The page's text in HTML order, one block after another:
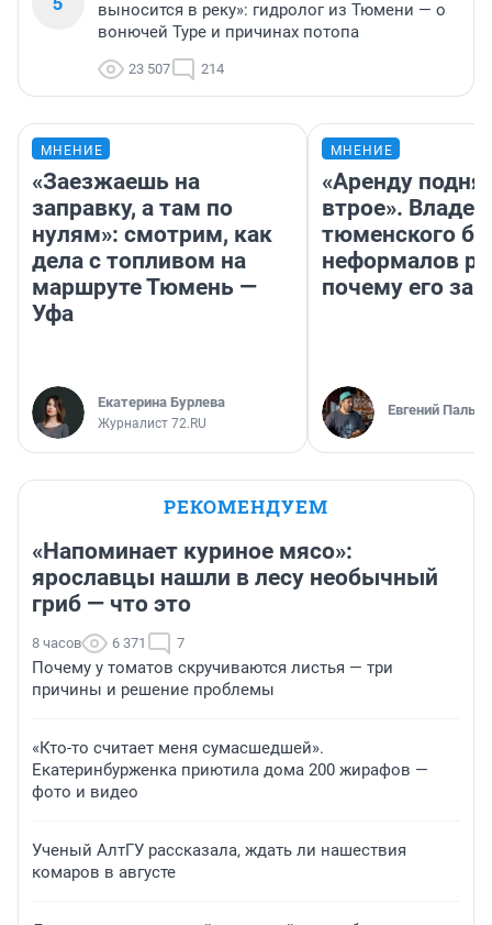
выносится в реку»: гидролог из Тюмени — о
вонючей Туре и причинах потопа
23 507 214
МНЕНИЕ
«Заезжаешь на
заправку, а там по
нулям»: смотрим, как
дела с топливом на
маршруте Тюмень —
Уфа
Екатерина Бурлева
Журналист 72.RU
МНЕНИЕ
«Аренду
втрое».
тюменского
неформалов
почему его
Евгений
РЕКОМЕНДУЕМ
«Напоминает куриное мясо»:
ярославцы нашли в лесу необычный
гриб — что это
8 часов 6 371 7
Почему у томатов скручиваются листья — три
причины и решение проблемы
«Кто-то считает меня сумасшедшей».
Екатеринбурженка приютила дома 200 жирафов —
фото и видео
Ученый АлтГУ рассказала, ждать ли нашествия
комаров в августе